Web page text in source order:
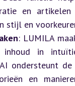
en
stijl en
: LUMILA
inhoud in
ondersteunt
en